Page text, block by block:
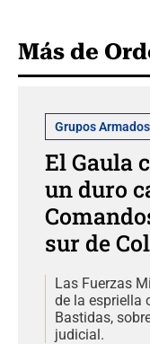
Más de
Grupos
El Gaula
un duro
sur de
Las Fuerzas
de la espriella
Bastidas,
judicial.